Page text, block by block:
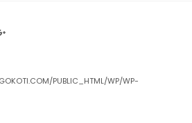
PUBLIC_HTML/WP/WP-